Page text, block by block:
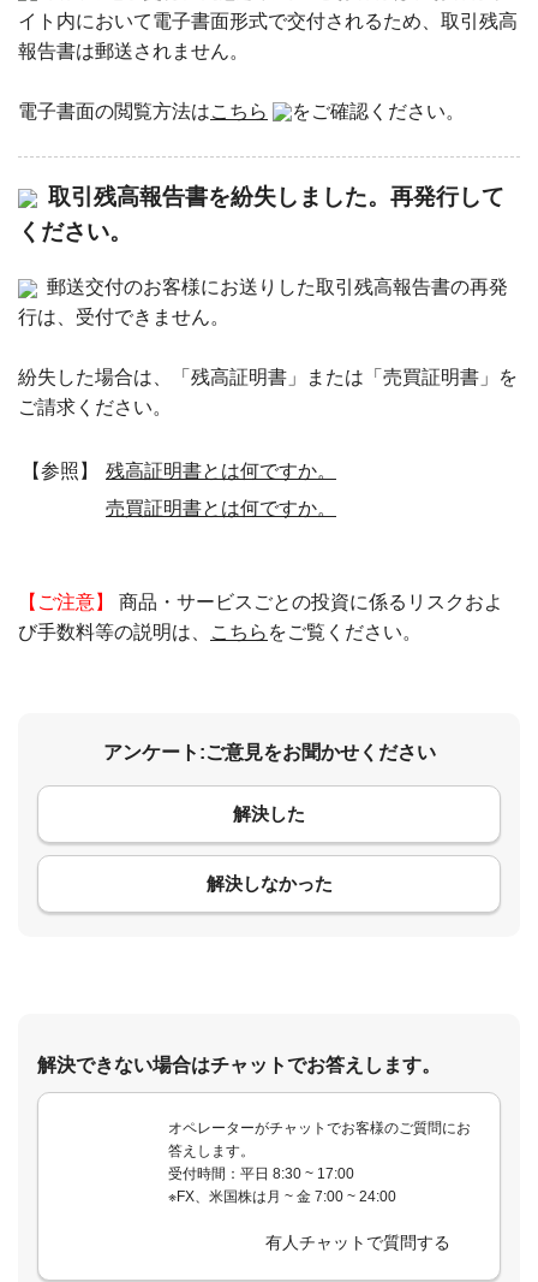
イト内において電子書面形式で交付されるため、取引残高
報告書は郵送されません。
電子書面の閲覧方法はこちら をご確認ください。
取引残高報告書を紛失しました。再発行して
ください。
郵送交付のお客様にお送りした取引残高報告書の再発
行は、受付できません。
紛失した場合は、「残高証明書」または「売買証明書」を
ご請求ください。
【参照】
残高証明書とは何ですか。
売買証明書とは何ですか。
【ご注意】
商品・サービスごとの投資に係るリスクおよ
び手数料等の説明は、
こちら をご覧ください。
アンケート:ご意見をお聞かせください
解決した
解決しなかった
コメント
解決できない場合はチャットでお答えします。
オペレーターがチャットでお客様のご質問にお
答えします。
受付時間：平日 8:30 ~ 17:00
※FX、米国株は月 ~ 金 7:00 ~ 24:00
有人チャットで質問する